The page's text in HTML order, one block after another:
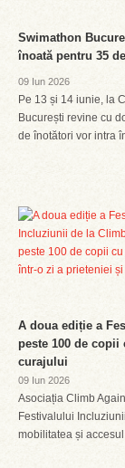
Swimathon
înoată pentru 35
09 Iun 2026
Pe 13 și 14 iunie, la
București revine cu
de înotători vor intra
A doua ediție a
peste 100 de
curajului
09 Iun 2026
Asociația Climb
Festivalului
mobilitatea și